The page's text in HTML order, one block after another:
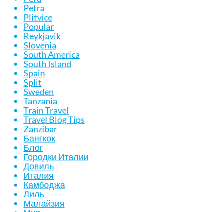
Petra
Plitvice
Popular
Reykjavik
Slovenia
South America
South Island
Spain
Split
Sweden
Tanzania
Train Travel
Travel Blog Tips
Zanzibar
Бангкок
Блог
Городки Италии
Довиль
Италия
Камбоджа
Лиль
Малайзия